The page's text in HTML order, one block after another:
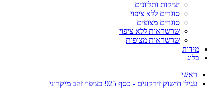
יציקות ותליונים
סוגרים ללא ציפוי
סוגרים מצופים
שרשראות ללא ציפוי
שרשראות מצופות
מידות
בלוג
ראשי
עגילי חישוק זירקונים - כסף 925 בציפוי זהב מיקרוני